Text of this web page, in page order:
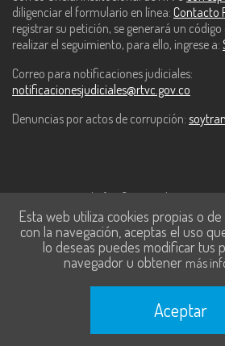
diligenciar el formulario en línea: Contacto
registrar su petición, se generará un
realizar el seguimiento, para ello, ingrese a:
Correo para notificaciones judiciales:
notificacionesjudiciales@rtvc.gov.co
Denuncias por actos de corrupción:
Este contenido fue financiado con
Tecnologías de la Información y las
Esta web utiliza cookies propias o
con la navegación, aceptas el uso
lo deseas puedes modificar tus
navegador u obtener más
Aceptar